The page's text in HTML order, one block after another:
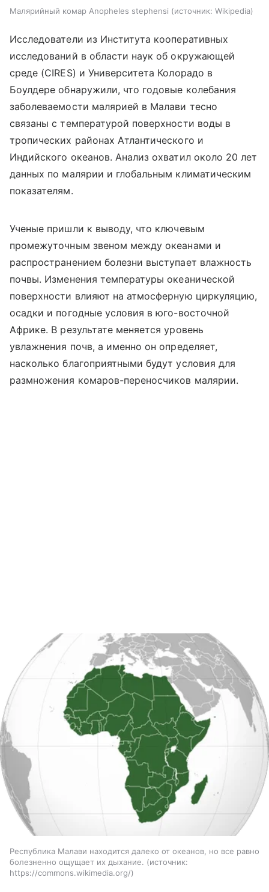
Малярийный комар Anopheles stephensi источник: Wikipedia
Исследователи из Института кооперативных
исследований в области наук об окружающей
среде (CIRES) и Университета Колорадо в
Боулдере обнаружили, что годовые колебания
заболеваемости малярией в Малави тесно
связаны с температурой поверхности воды в
тропических районах Атлантического и
Индийского океанов. Анализ охватил около 20 лет
данных по малярии и глобальным климатическим
показателям.
Ученые пришли к выводу, что ключевым
промежуточным звеном между океанами и
распространением болезни выступает влажность
почвы. Изменения температуры океанической
поверхности влияют на атмосферную циркуляцию,
осадки и погодные условия в юго-восточной
Африке. В результате меняется уровень
увлажнения почв, а именно он определяет,
насколько благоприятными будут условия для
размножения комаров-переносчиков малярии.
Республика Малави находится далеко от океанов, но все равно
болезненно ощущает их дыхание.
источник:
https://commons.wikimedia.org/